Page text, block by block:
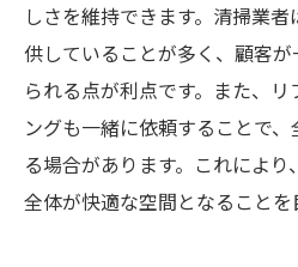
しさを維持できます。清掃業
供していることが多く、顧客
られる点が利点です。また、
ングも一緒に依頼することで
る場合があります。これによ
全体が快適な空間となることを